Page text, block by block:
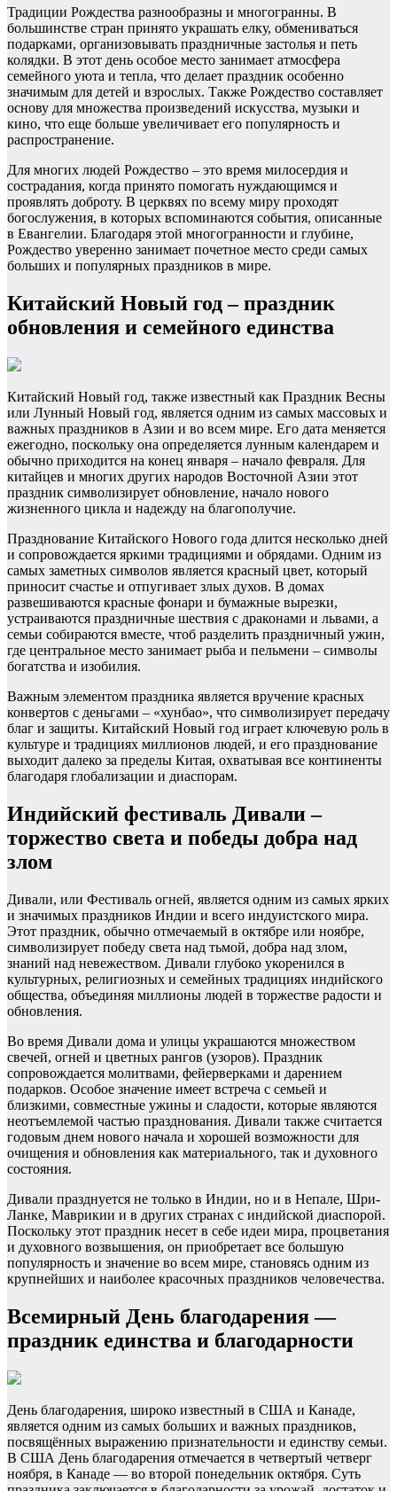
Традиции Рождества разнообразны и многогранны. В
большинстве стран принято украшать елку, обмениваться
подарками, организовывать праздничные застолья и петь
колядки. В этот день особое место занимает атмосфера
семейного уюта и тепла, что делает праздник особенно
значимым для детей и взрослых. Также Рождество составляет
основу для множества произведений искусства, музыки и
кино, что еще больше увеличивает его популярность и
распространение.
Для многих людей Рождество – это время милосердия и
сострадания, когда принято помогать нуждающимся и
проявлять доброту. В церквях по всему миру проходят
богослужения, в которых вспоминаются события, описанные
в Евангелии. Благодаря этой многогранности и глубине,
Рождество уверенно занимает почетное место среди самых
больших и популярных праздников в мире.
Китайский Новый год – праздник
обновления и семейного единства
Китайский Новый год, также известный как Праздник Весны
или Лунный Новый год, является одним из самых массовых и
важных праздников в Азии и во всем мире. Его дата меняется
ежегодно, поскольку она определяется лунным календарем и
обычно приходится на конец января – начало февраля. Для
китайцев и многих других народов Восточной Азии этот
праздник символизирует обновление, начало нового
жизненного цикла и надежду на благополучие.
Празднование Китайского Нового года длится несколько дней
и сопровождается яркими традициями и обрядами. Одним из
самых заметных символов является красный цвет, который
приносит счастье и отпугивает злых духов. В домах
развешиваются красные фонари и бумажные вырезки,
устраиваются праздничные шествия с драконами и львами, а
семьи собираются вместе, чтоб разделить праздничный ужин,
где центральное место занимает рыба и пельмени – символы
богатства и изобилия.
Важным элементом праздника является вручение красных
конвертов с деньгами – «хунбао», что символизирует передачу
благ и защиты. Китайский Новый год играет ключевую роль в
культуре и традициях миллионов людей, и его празднование
выходит далеко за пределы Китая, охватывая все континенты
благодаря глобализации и диаспорам.
Индийский фестиваль Дивали –
торжество света и победы добра над
злом
Дивали, или Фестиваль огней, является одним из самых ярких
и значимых праздников Индии и всего индуистского мира.
Этот праздник, обычно отмечаемый в октябре или ноябре,
символизирует победу света над тьмой, добра над злом,
знаний над невежеством. Дивали глубоко укоренился в
культурных, религиозных и семейных традициях индийского
общества, объединяя миллионы людей в торжестве радости и
обновления.
Во время Дивали дома и улицы украшаются множеством
свечей, огней и цветных рангов (узоров). Праздник
сопровождается молитвами, фейерверками и дарением
подарков. Особое значение имеет встреча с семьей и
близкими, совместные ужины и сладости, которые являются
неотъемлемой частью празднования. Дивали также считается
годовым днем нового начала и хорошей возможности для
очищения и обновления как материального, так и духовного
состояния.
Дивали празднуется не только в Индии, но и в Непале, Шри-
Ланке, Маврикии и в других странах с индийской диаспорой.
Поскольку этот праздник несет в себе идеи мира, процветания
и духовного возвышения, он приобретает все большую
популярность и значение во всем мире, становясь одним из
крупнейших и наиболее красочных праздников человечества.
Всемирный День благодарения —
праздник единства и благодарности
День благодарения, широко известный в США и Канаде,
является одним из самых больших и важных праздников,
посвящённых выражению признательности и единству семьи.
В США День благодарения отмечается в четвертый четверг
ноября, в Канаде — во второй понедельник октября. Суть